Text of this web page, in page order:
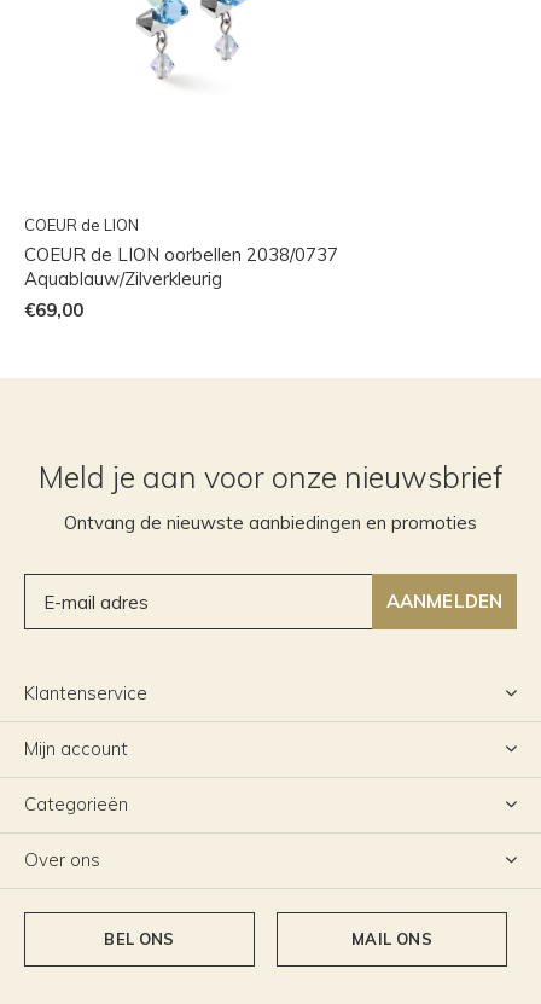
COEUR de LION
COEUR de LION oorbellen 2038/0737
Aquablauw/Zilverkleurig
€69,00
Meld je aan voor onze nieuwsbrief
Ontvang de nieuwste aanbiedingen en promoties
AANMELDEN
Klantenservice
Mijn account
Categorieën
Over ons
BEL ONS MAIL ONS